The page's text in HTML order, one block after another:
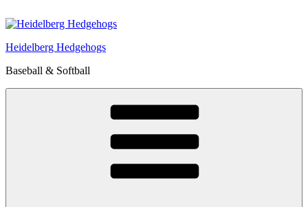
Inhalt
Heidelberg Hedgehogs
Baseball & Softball